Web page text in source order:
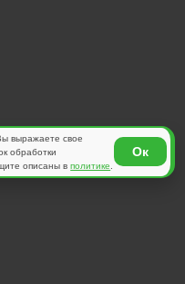
выражаете свое
обработки
описаны вполитике
Ок